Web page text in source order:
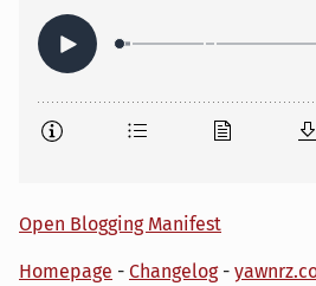
Open Blogging Manifest
Homepage - Changelog-